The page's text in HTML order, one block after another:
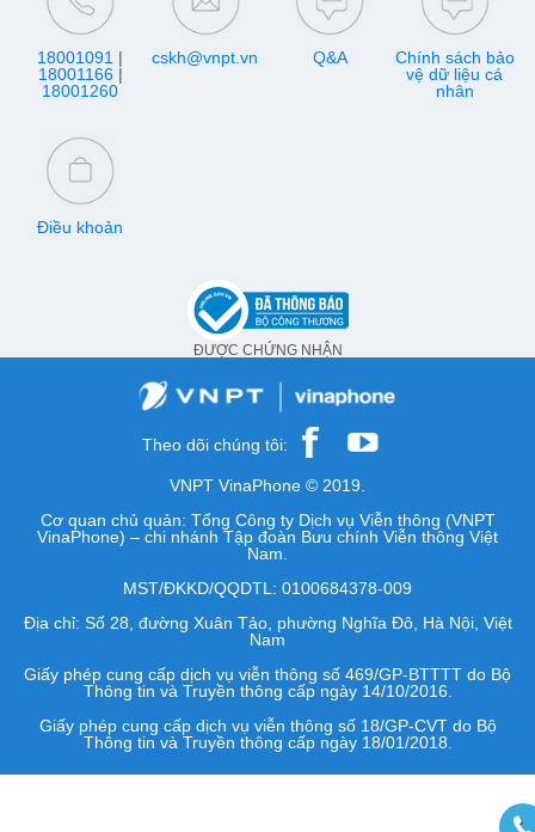
18001091 |
18001166|
18001260
cskh@vnpt.vn Q&A
Chính sách bảo
vệ dữ liệu cá
nhân
Điều khoản
ĐƯỢC CHỨNG NHẬN
Theo dõi chúng tôi:
VNPT VinaPhone © 2019.
Cơ quan chủ quản: Tổng Công ty Dịch vụ Viễn thông (VNPT
VinaPhone) – chi nhánh Tập đoàn Bưu chính Viễn thông Việt
Nam.
MST/ĐKKD/QQDTL: 0100684378-009
Địa chỉ: Số 28, đường Xuân Tảo, phường Nghĩa Đô, Hà Nội, Việt
Nam
Giấy phép cung cấp dịch vụ viễn thông số 469/GP-BTTTT do Bộ
Thông tin và Truyền thông cấp ngày 14/10/2016.
Giấy phép cung cấp dịch vụ viễn thông số 18/GP-CVT do Bộ
Thông tin và Truyền thông cấp ngày 18/01/2018.